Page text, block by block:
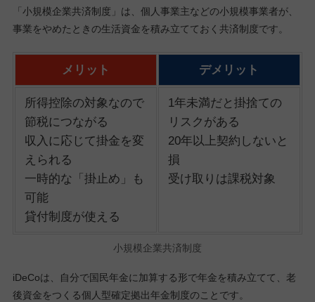
「小規模企業共済制度」は、個人事業主などの小規模事業者が、
事業をやめたときの生活資金を積み立てておく共済制度です。
メリット デメリット
所得控除の対象なので
節税につながる
収入に応じて掛金を変
えられる
一時的な「掛止め」も
可能
貸付制度が使える
1年未満だと掛捨ての
リスクがある
20年以上契約しないと
損
受け取りは課税対象
小規模企業共済制度
iDeCoは、自分で国民年金に加算する形で年金を積み立てて、老
後資金をつくる個人型確定拠出年金制度のことです。